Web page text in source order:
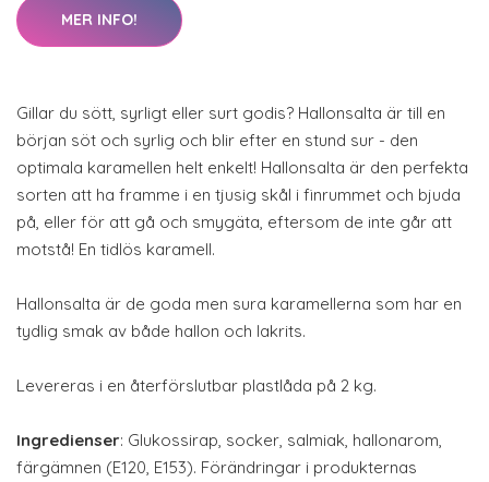
MER INFO!
Gillar du sött, syrligt eller surt godis? Hallonsalta är till en
början söt och syrlig och blir efter en stund sur - den
optimala karamellen helt enkelt! Hallonsalta är den perfekta
sorten att ha framme i en tjusig skål i finrummet och bjuda
på, eller för att gå och smygäta, eftersom de inte går att
motstå! En tidlös karamell.
Hallonsalta är de goda men sura karamellerna som har en
tydlig smak av både hallon och lakrits.
Levereras i en återförslutbar plastlåda på 2 kg.
Ingredienser: Glukossirap, socker, salmiak, hallonarom,
färgämnen (E120, E153). Förändringar i produkternas